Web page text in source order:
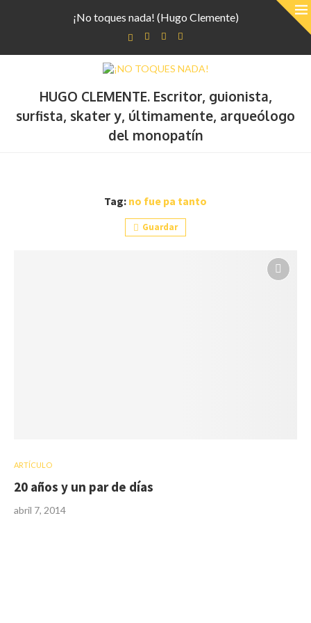
¡No toques nada! (Hugo Clemente)
HUGO CLEMENTE. Escritor, guionista,
surfista, skater y, últimamente, arqueólogo
del monopatín
Tag: no fue pa tanto
Guardar
ARTÍCULO
20 años y un par de días
abril 7, 2014